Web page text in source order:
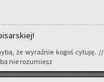
że wy­raź­nie kogoś cy­tu­ję. //
nie ro­zu­miesz